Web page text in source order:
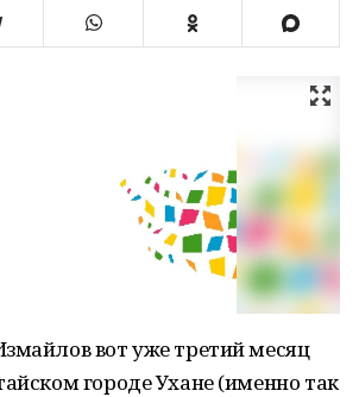
вот уже третий месяц
городе Ухане (именно так